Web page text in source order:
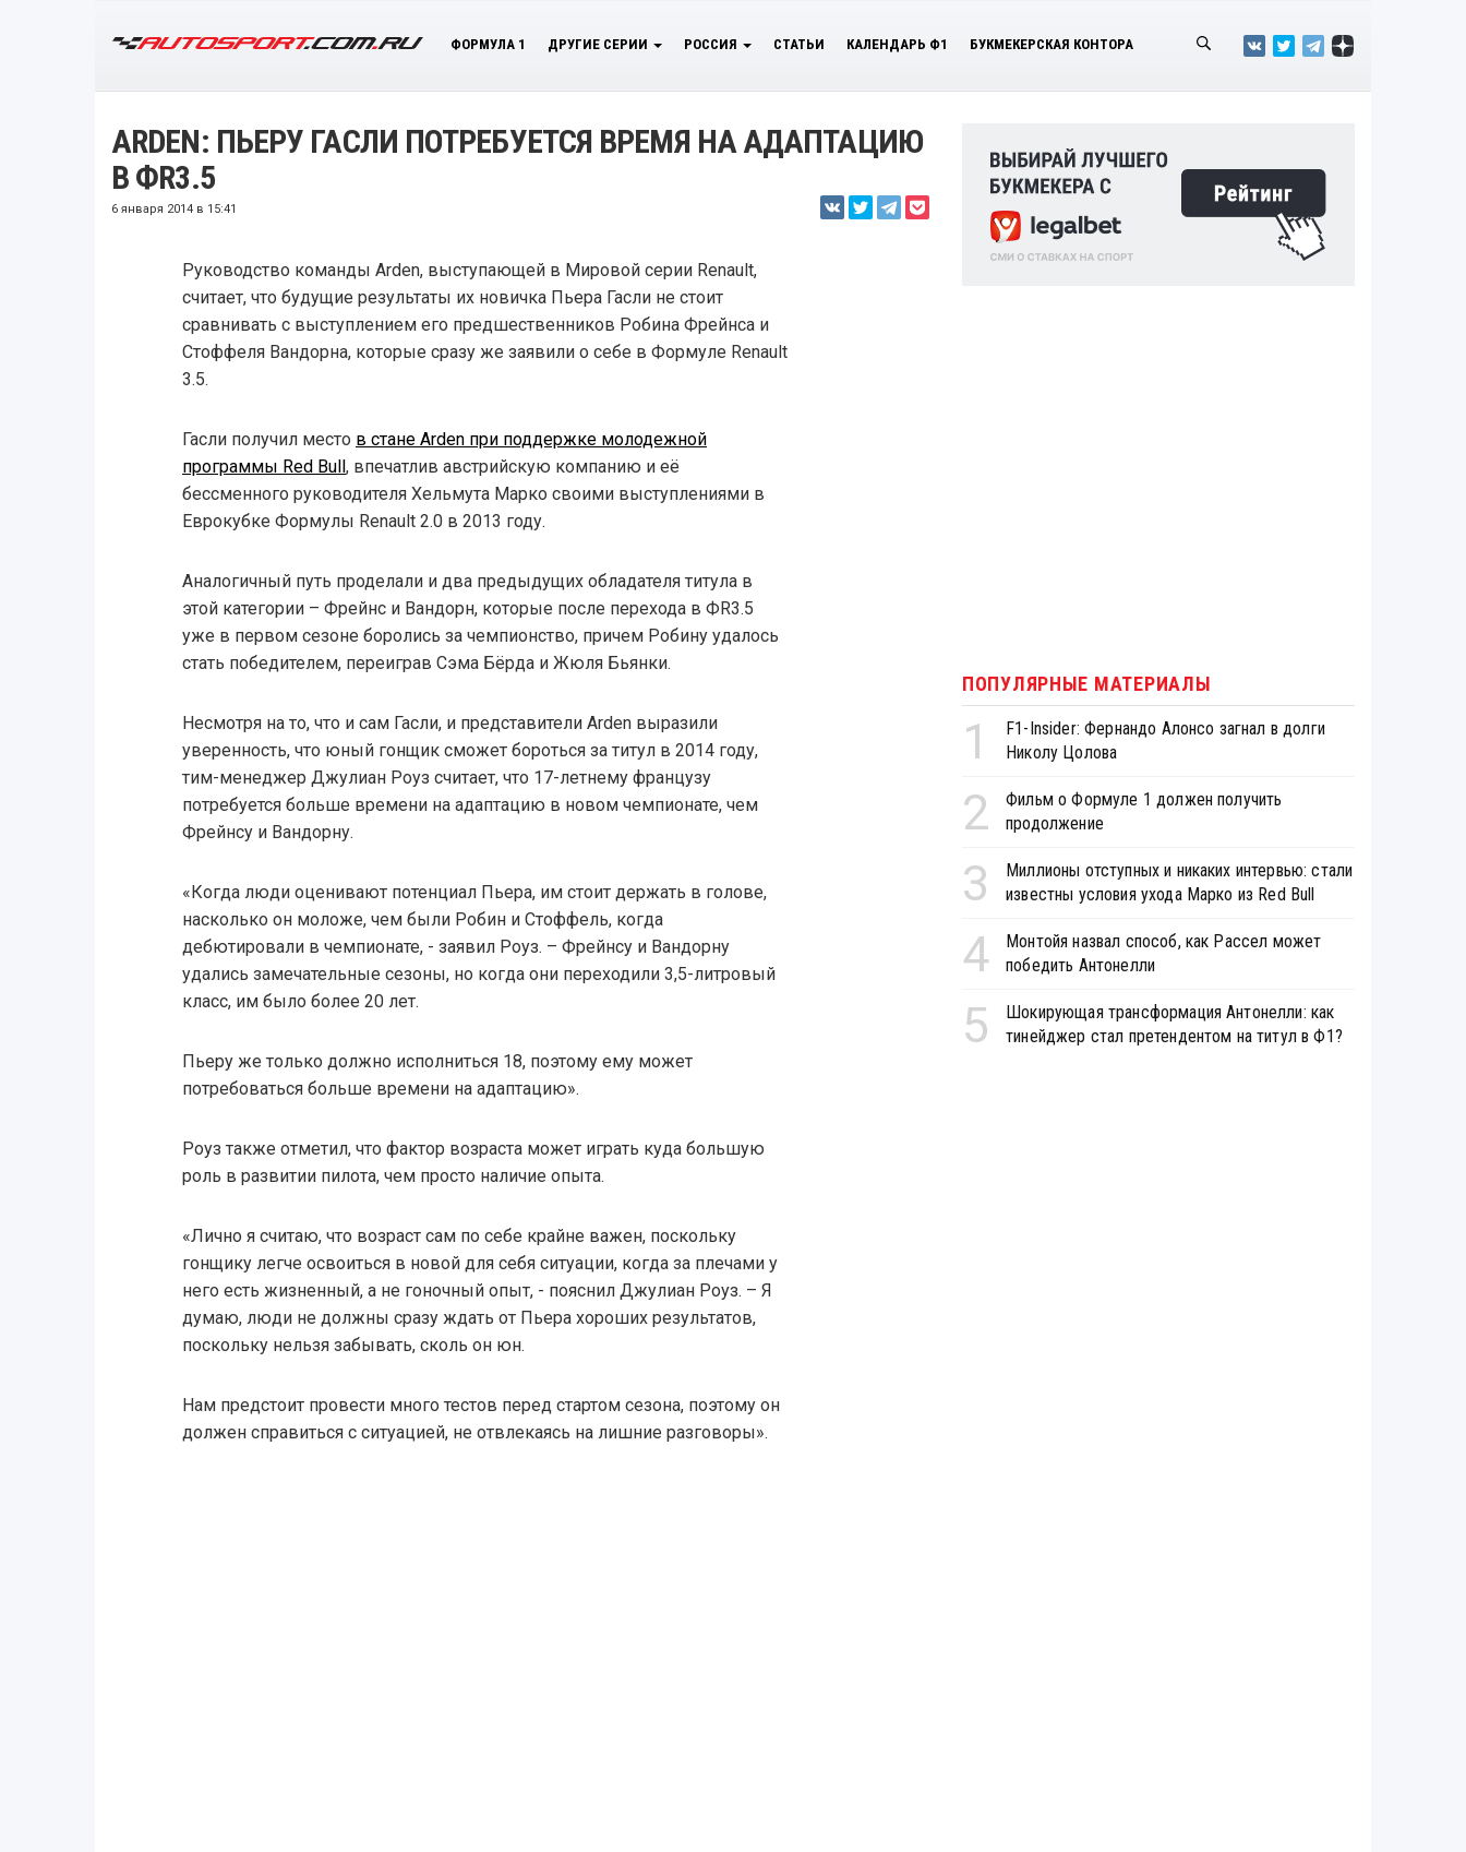
ФОРМУЛА 1 ДРУГИЕ СЕРИИ РОССИЯ СТАТЬИ КАЛЕНДАРЬ Ф1 БУКМЕКЕРСКАЯ КОНТОРА
ARDEN: ПЬЕРУ ГАСЛИ ПОТРЕБУЕТСЯ ВРЕМЯ НА АДАПТАЦИЮ
В ФR3.5
6 января 2014 в 15:41
Руководство команды Arden, выступающей в Мировой серии Renault,
считает, что будущие результаты их новичка Пьера Гасли не стоит
сравнивать с выступлением его предшественников Робина Фрейнса и
Стоффеля Вандорна, которые сразу же заявили о себе в Формуле Renault
3.5.
Гасли получил место в стане Arden при поддержке молодежной
программы Red Bull, впечатлив австрийскую компанию и её
бессменного руководителя Хельмута Марко своими выступлениями в
Еврокубке Формулы Renault 2.0 в 2013 году.
Аналогичный путь проделали и два предыдущих обладателя титула в
этой категории – Фрейнс и Вандорн, которые после перехода в ФR3.5
уже в первом сезоне боролись за чемпионство, причем Робину удалось
стать победителем, переиграв Сэма Бёрда и Жюля Бьянки.
Несмотря на то, что и сам Гасли, и представители Arden выразили
уверенность, что юный гонщик сможет бороться за титул в 2014 году,
тим-менеджер Джулиан Роуз считает, что 17-летнему французу
потребуется больше времени на адаптацию в новом чемпионате, чем
Фрейнсу и Вандорну.
«Когда люди оценивают потенциал Пьера, им стоит держать в голове,
насколько он моложе, чем были Робин и Стоффель, когда
дебютировали в чемпионате, - заявил Роуз. – Фрейнсу и Вандорну
удались замечательные сезоны, но когда они переходили 3,5-литровый
класс, им было более 20 лет.
Пьеру же только должно исполниться 18, поэтому ему может
потребоваться больше времени на адаптацию».
Роуз также отметил, что фактор возраста может играть куда большую
роль в развитии пилота, чем просто наличие опыта.
«Лично я считаю, что возраст сам по себе крайне важен, поскольку
гонщику легче освоиться в новой для себя ситуации, когда за плечами у
него есть жизненный, а не гоночный опыт, - пояснил Джулиан Роуз. – Я
думаю, люди не должны сразу ждать от Пьера хороших результатов,
поскольку нельзя забывать, сколь он юн.
Нам предстоит провести много тестов перед стартом сезона, поэтому он
должен справиться с ситуацией, не отвлекаясь на лишние разговоры».
ПОПУЛЯРНЫЕ МАТЕРИАЛЫ
1
F1-Insider: Фернандо Алонсо загнал в долги
Николу Цолова
2
Фильм о Формуле 1 должен получить
продолжение
3
Миллионы отступных и никаких интервью: стали
известны условия ухода Марко из Red Bull
4
Монтойя назвал способ, как Рассел может
победить Антонелли
5
Шокирующая трансформация Антонелли: как
тинейджер стал претендентом на титул в Ф1?